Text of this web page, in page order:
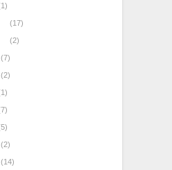
1
17
2
7
2
1
7
5
2
14